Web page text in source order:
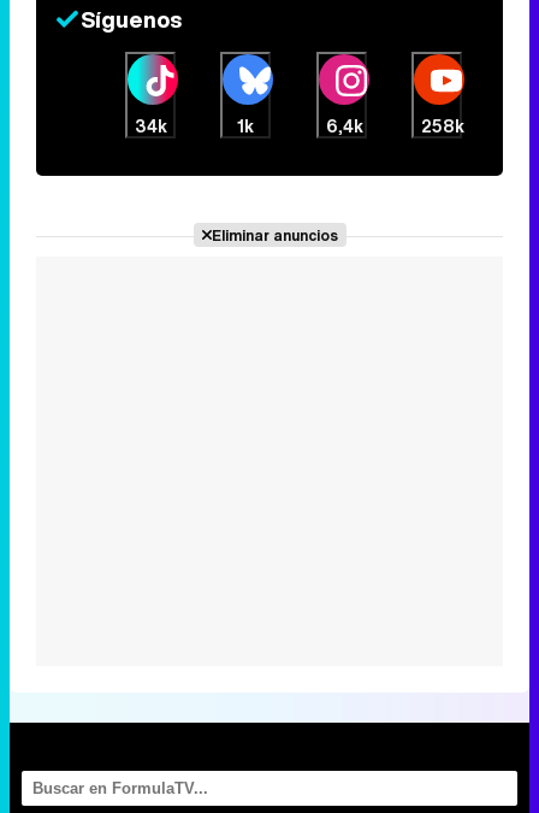
Síguenos
34k 1k 6,4k 258k
Eliminar anuncios